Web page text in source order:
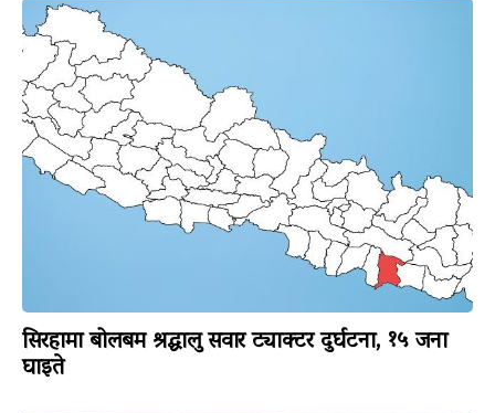
सिरहामा बोलबम श्रद्धालु सवार ट्याक्टर दुर्घटना, १५ जना
घाइते